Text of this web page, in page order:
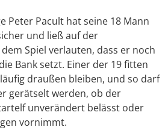
Peter Pacult hat seine 18 Mann
und ließ auf der
Spiel verlauten, dass er noch
Bank setzt. Einer der 19 fitten
draußen bleiben, und so darf
gerätselt werden, ob der
unverändert belässt oder
vornimmt.